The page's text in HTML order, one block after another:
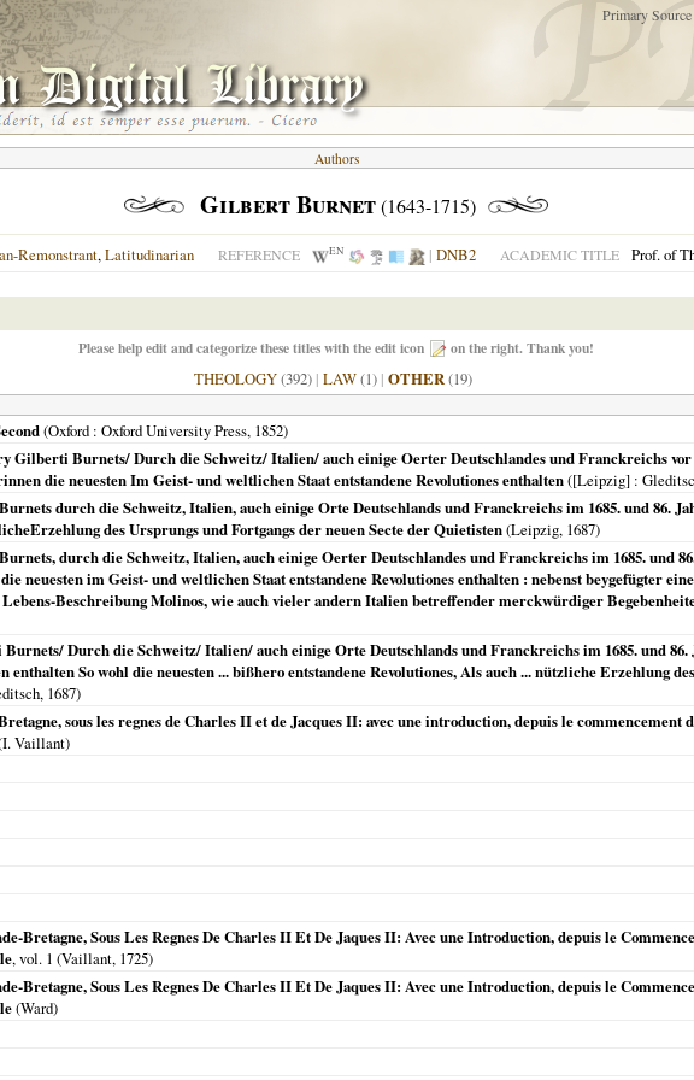
Primary
Authors
Gilbert Burnet(1643-1715)
Remonstrant,Latitudinarian REFERENCE EN | DNB2 ACADEMIC TITLE Prof. of
Please help edit and categorize these titles with the edit icon on the right. Thank you!
THEOLOGY(392) | LAW(1) | OTHER(19)
(Oxford : Oxford University Press, 1852)
Gilberti Burnets/ Durch die Schweitz/ Italien/ auch einige Oerter Deutschlandes und Franckreichs vor
die neuesten Im Geist- und weltlichen Staat entstandene Revolutiones enthalten([Leipzig] :
durch die Schweitz, Italien, auch einige Orte Deutschlands und Franckreichs im 1685. und 86.
des Ursprungs und Fortgangs der neuen Secte der Quietisten(Leipzig, 1687)
durch die Schweitz, Italien, auch einige Oerter Deutschlandes und Franckreichs im 1685. und
neuesten im Geist- und weltlichen Staat entstandene Revolutiones enthalten : nebenst beygefügter
Beschreibung Molinos, wie auch vieler andern Italien betreffender merckwürdiger
Durch die Schweitz/ Italien/ auch einige Orte Deutschlands und Franckreichs im 1685. und 86.
So wohl die neuesten ... bißhero entstandene Revolutiones, Als auch ... nützliche Erzehlung
1687)
sous les regnes de Charles II et de Jacques II: avec une introduction, depuis le commencement
Vaillant)
Sous Les Regnes De Charles II Et De Jaques II: Avec une Introduction, depuis le
, vol. 1 (Vaillant, 1725)
Sous Les Regnes De Charles II Et De Jaques II: Avec une Introduction, depuis le
(Ward)